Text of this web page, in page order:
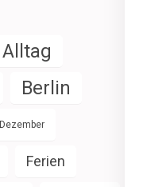
Alltag
Berlin
Dezember
Ferien